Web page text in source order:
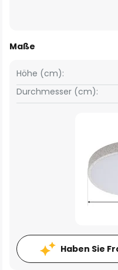
Maße
Höhe (cm):
Durchmesser (cm):
Haben Sie